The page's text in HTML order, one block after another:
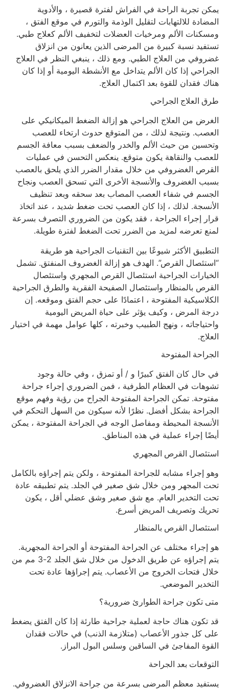
يمكن تجربة الراحة في الفراش لفترة قصيرة ، والأدوية
المضادة للالتهابات لتقليل الوذمة والتورم في موقع الفتق ،
ومسكنات الألم ومرخيات العضلات لتخفيف الألم كعلاج طبي.
تستفيد نسبة كبيرة من المرضى الذين يعانون من انزلاق
غضروفي من العلاج الطبي. ومع ذلك ، ينبغي النظر في العلاج
الجراحي إذا كان الألم يتداخل مع الأنشطة اليومية أو إذا كان
هناك فقدان للقوة بعد اكتمال العلاج.
طرق العلاج الجراحي
الغرض من العلاج الجراحي هو إزالة الضغط الميكانيكي على
العصب. ونتيجة لذلك ، من المتوقع حدوث ارتخاء للعصب
وتحسين من حيث الألم والخدر والضعف بسبب معافة الجسم
للعصب والنقاهة يكون متوقع. ينعكس التحسن في عمليات
القرص الغضروفي من خلال مقدار الضرر الذي يلحق بالعصب
بسبب الغضروف والأنسجة الأخرى التي تسحق العصب ونجاح
الجسم في شفاء العصب المصاب بعد سحقه وبعد تنظيف
الأنسجة. لذلك ، إذا كان العصب تحت ضغط شديد ، عند اتخاذ
قرار إجراء الجراحة ، فقد يكون من الضروري التصرف بسرعة
لمنع تعرضه لمزيد من الضرر تحت الضغط لفترة طويلة.
التطبيق الأكثر شيوعًا بين التقنيات الجراحية هو طريقة
“استئصال القرص”. الهدف هو إزالة الغضروف المنفتق. تشمل
الخيارات الجراحية استئصال القرص المجهري واستئصال
القرص بالمنظار واستئصال الصفيحة الفقرية والطرق الجراحية
الكلاسيكية المفتوحة ، اعتمادًا على حجم الفتق وموقعه. إن
درجة المرض ، وكيف يؤثر على حياة المريض اليومية
واحتياجاته ، ونهج الطبيب وخبرته ، كلها عوامل مهمة في اختيار
العلاج.
الجراحة المفتوحة
في حال كان الفتق كبيرًا و / أو تمزق ، وفي حالة وجود
تشوهات في العظام الطرفية ، فمن الضروري إجراء جراحة
مفتوحة. تمكن الجراحة المفتوحة الجراح من رؤية وفهم موقع
الجراحة بشكل أفضل. نظرًا لأنه سيكون من السهل التحكم في
الأنسجة المحيطة ومفاصل الوجه في الجراحة المفتوحة ، يمكن
أيضًا إجراء عملية في هذه المناطق.
استئصال القرص المجهري
وهو إجراء مشابه للجراحة المفتوحة ، ولكن يتم إجراؤه بالكامل
تحت المجهر ومن خلال شق صغير في الجلد. يتم تطبيقه عادة
تحت التخدير العام. مع شق صغير وشق عضلي أقل ، يكون
تحريك وتصريف المريض أسرع.
استئصال القرص بالمنظار
هو إجراء مختلف عن الجراحة المفتوحة أو الجراحة المجهرية.
يتم إجراؤه عن طريق الدخول من خلال شق الجلد 2-3 مم من
خلال فتحات الخروج من الأعصاب. يتم إجراؤها عادة تحت
التخدير الموضعي.
متى تكون جراحة الطوارئ ضرورية؟
قد تكون هناك حاجة لعملية جراحية طارئة إذا كان الفتق يضغط
على كل جذور الأعصاب (متلازمة الذنب) في حالات فقدان
القوة المفاجئ في الساقين وسلس البول البراز.
التوقعات بعد الجراحة
يستفيد معظم المرضى بسرعة من جراحة الانزلاق الغضروفي.